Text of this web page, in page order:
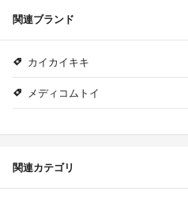
関連ブランド
カイカイキキ
メディコムトイ
関連カテゴリ